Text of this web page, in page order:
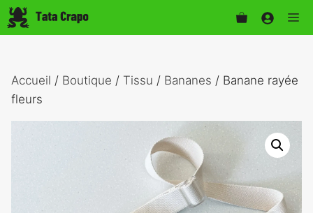
Aller
au
Accueil / Boutique / Tissu / Bananes / Banane rayée
fleurs